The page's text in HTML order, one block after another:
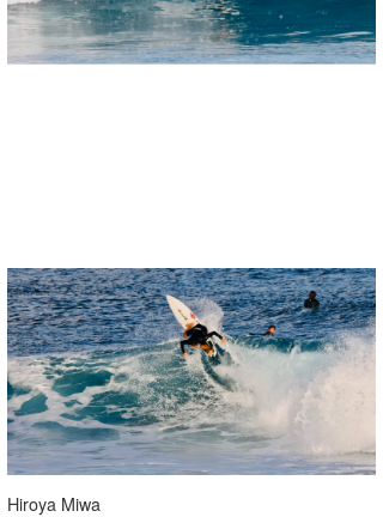
Hiroya Miwa